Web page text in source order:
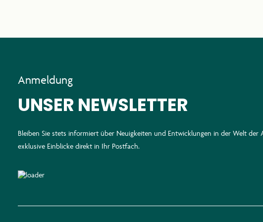
Anmeldung
UNSER NEWSLETTER
Bleiben Sie stets informiert über Neuigkeiten und Entwicklungen in der Welt
exklusive Einblicke direkt in Ihr Postfach.